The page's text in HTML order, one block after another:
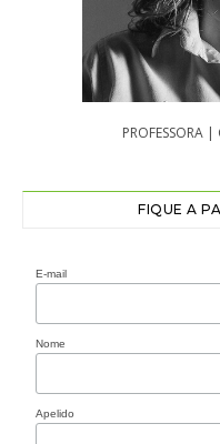
PROFESSORA
FIQUE A
E-mail
Nome
Apelido